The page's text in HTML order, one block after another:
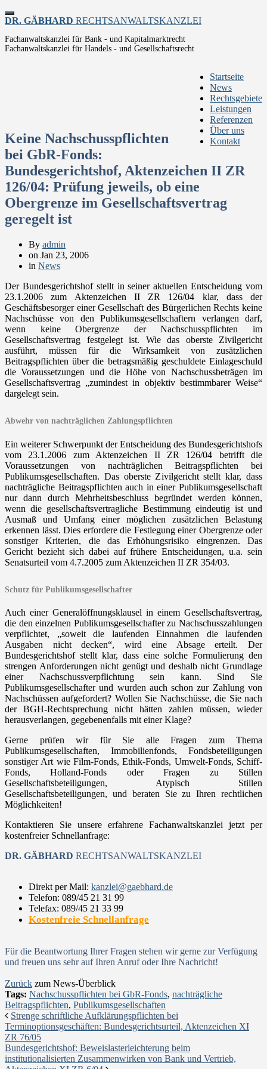
Toggle
navigation
DR. GÄBHARD RECHTSANWALTSKANZLEI
Fachanwaltskanzlei für Bank - und Kapitalmarktrecht
Fachanwaltskanzlei für Handels - und Gesellschaftsrecht
Startseite
News
Rechtsgebiete
Leistungen
Referenzen
Über uns
Kontakt
Keine Nachschusspflichten
bei GbR-Fonds:
Bundesgerichtshof, Aktenzeichen II ZR
126/04: Prüfung jeweils, ob eine
Obergrenze im Gesellschaftsvertrag
geregelt ist
By admin
on Jan 23, 2006
in News
Der Bundesgerichtshof stellt in seiner aktuellen Entscheidung vom
23.1.2006 zum Aktenzeichen II ZR 126/04 klar, dass der
Geschäftsbesorger einer Gesellschaft des Bürgerlichen Rechts keine
Nachschüsse von den Publikumsgesellschaftern verlangen darf,
wenn keine Obergrenze der Nachschusspflichten im
Gesellschaftsvertrag festgelegt ist. Wie das oberste Zivilgericht
ausführt, müssen für die Wirksamkeit von zusätzlichen
Beitragspflichten über die betragsmäßig geschuldete Einlageschuld
die Voraussetzungen und die Höhe von Nachschussbeträgen im
Gesellschaftsvertrag „zumindest in objektiv bestimmbarer Weise“
dargelegt sein.
Abwehr von nachträglichen Zahlungspflichten
Ein weiterer Schwerpunkt der Entscheidung des Bundesgerichtshofs
vom 23.1.2006 zum Aktenzeichen II ZR 126/04 betrifft die
Voraussetzungen von nachträglichen Beitragspflichten bei
Publikumsgesellschaften. Das oberste Zivilgericht stellt klar, dass
nachträgliche Beitragspflichten auch in einer Publikumsgesellschaft
nur dann durch Mehrheitsbeschluss begründet werden können,
wenn die gesellschaftsvertragliche Bestimmung eindeutig ist und
Ausmaß und Umfang einer möglichen zusätzlichen Belastung
erkennen lässt. Dies erfordere die Festlegung einer Obergrenze oder
sonstiger Kriterien, die das Erhöhungsrisiko eingrenzen. Das
Gericht bezieht sich dabei auf frühere Entscheidungen, u.a. sein
Senatsurteil vom 4.7.2005 zum Aktenzeichen II ZR 354/03.
Schutz für Publikumsgesellschafter
Auch einer Generalöffnungsklausel in einem Gesellschaftsvertrag,
die den einzelnen Publikumsgesellschafter zu Nachschusszahlungen
verpflichtet, „soweit die laufenden Einnahmen die laufenden
Ausgaben nicht decken“, wird eine Absage erteilt. Der
Bundesgerichtshof stellt klar, dass eine solche Formulierung den
strengen Anforderungen nicht genügt und deshalb nicht Grundlage
einer Nachschussverpflichtung sein kann. Sind Sie
Publikumsgesellschafter und wurden auch schon zur Zahlung von
Nachschüssen aufgefordert? Wollen Sie Nachschüsse, die Sie nach
der BGH-Rechtsprechung nicht hätten zahlen müssen, wieder
herausverlangen, gegebenenfalls mit einer Klage?
Gerne prüfen wir für Sie alle Fragen zum Thema
Publikumsgesellschaften, Immobilienfonds, Fondsbeteiligungen
sonstiger Art wie Film-Fonds, Ethik-Fonds, Umwelt-Fonds, Schiff-
Fonds, Holland-Fonds oder Fragen zu Stillen
Gesellschaftsbeteiligungen, Atypisch Stillen
Gesellschaftsbeteiligungen, und beraten Sie zu Ihren rechtlichen
Möglichkeiten!
Kontaktieren Sie unsere erfahrene Fachanwaltskanzlei jetzt per
kostenfreier Schnellanfrage:
DR. GÄBHARD RECHTSANWALTSKANZLEI
Direkt per Mail: kanzlei@gaebhard.de
Telefon: 089/45 21 31 99
Telefax: 089/45 21 33 99
Kostenfreie Schnellanfrage
Für die Beantwortung Ihrer Fragen stehen wir gerne zur Verfügung
und freuen uns sehr auf Ihren Anruf oder Ihre Nachricht!
Zurück zum News-Überblick
Tags: Nachschusspflichten bei GbR-Fonds, nachträgliche
Beitragspflichten, Publikumsgesellschaften
Strenge schriftliche Aufklärungspflichten bei
Terminoptionsgeschäften: Bundesgerichtsurteil, Aktenzeichen XI
ZR 76/05
Bundesgerichtshof: Beweislasterleichterung beim
institutionalisierten Zusammenwirken von Bank und Vertrieb,